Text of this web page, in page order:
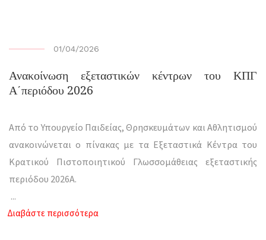
01/04/2026
Ανακοίνωση εξεταστικών κέντρων του ΚΠΓ
Α΄περιόδου 2026
Από το Υπουργείο Παιδείας, Θρησκευμάτων και Αθλητισμού
ανακοινώνεται ο πίνακας με τα Εξεταστικά Κέντρα του
Κρατικού Πιστοποιητικού Γλωσσομάθειας εξεταστικής
περιόδου 2026Α.
...
Διαβάστε περισσότερα